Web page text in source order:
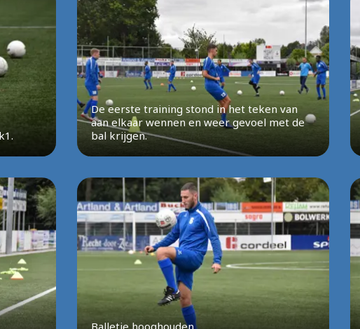
De eerste training stond in het teken van
aan elkaar wennen en weer gevoel met de
bal krijgen.
Balletje hooghouden..